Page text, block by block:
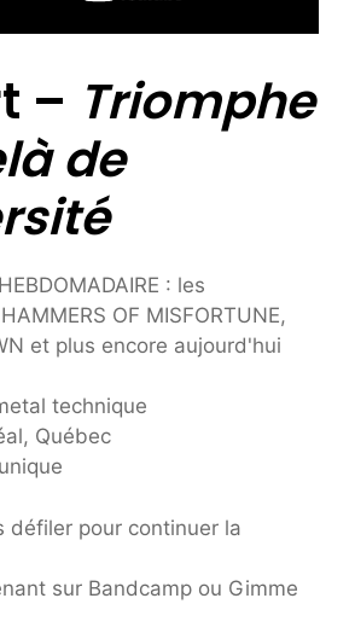
– Triomphe
de
technique
Québec
défiler pour continuer la
sur Bandcamp ou Gimme